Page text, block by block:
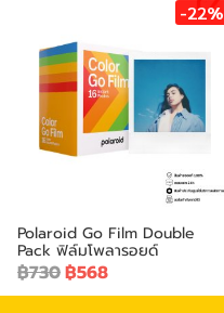
-22%
Polaroid Go Film Double
Pack ฟิล์มโพลารอยด์
฿730฿568